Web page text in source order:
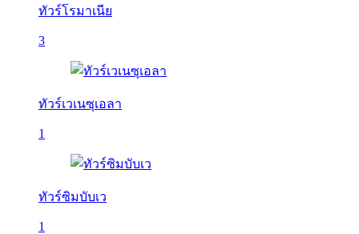
ทัวร์โรมาเนีย
3
ทัวร์เวเนซุเอลา
1
ทัวร์ซิมบับเว
1